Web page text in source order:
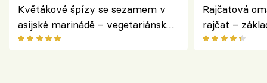
Květákové špízy se sezamem v
asijské marinádě – vegetariánská
chuťovka z grilu
Rajčatová
rajčat –